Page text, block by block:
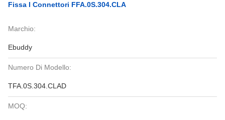
Fissa I Connettori FFA.0S.304.CLA
Marchio:
Ebuddy
Numero Di Modello:
TFA.0S.304.CLAD
MOQ: